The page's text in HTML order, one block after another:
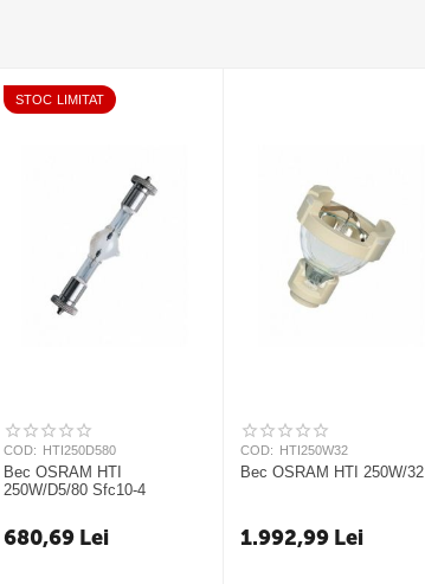
STOC LIMITAT
COD: HTI250D580
Bec OSRAM HTI
250W/D5/80 Sfc10-4
680,69 Lei
COD: HTI250W32
Bec OSRAM HTI 250W/32
1.992,99 Lei